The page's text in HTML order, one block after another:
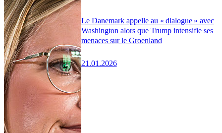
Le Danemark appelle au « dialogue » avec
Washington alors que Trump intensifie ses
menaces sur le Groenland
21.01.2026